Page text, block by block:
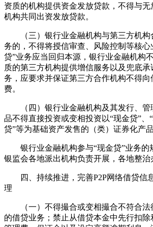
资质的机构提供资金发放贷款，不得与无
机构共同出资发放贷款。
（三）银行业金融机构与第三方机构
务的，不得将授信审查、风险控制等核心
贷”业务应当回归本源，银行业金融机构
质的第三方机构提供增信服务以及兜底承
务，应要求并保证第三方合作机构不得向
费。
（四）银行业金融机构及其发行、管
品不得直接投资或变相投资以“现金贷”、
贷”等为基础资产发售的（类）证券化产
银行业金融机构参与“现金贷”业务的
银监会各地派出机构负责开展，各地整治
四、持续推进，完善P2P网络借贷信
理
（一）不得撮合或变相撮合不符合法
的借贷业务；禁止从借贷本金中先行扣除